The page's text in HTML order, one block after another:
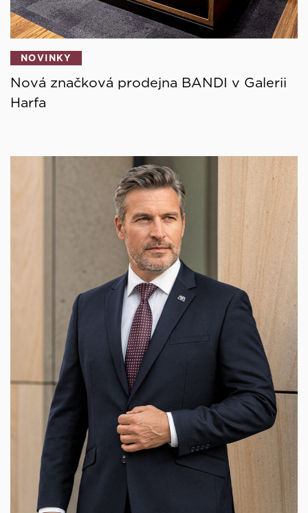
NOVINKY
Nová značková prodejna BANDI v Galerii
Harfa